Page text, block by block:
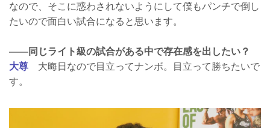
なので、そこに惑わされないようにして僕もパンチで倒し
たいので面白い試合になると思います。
——同じライト級の試合がある中で存在感を出したい？
大尊 大晦日なので目立ってナンボ。目立って勝ちたいで
す。